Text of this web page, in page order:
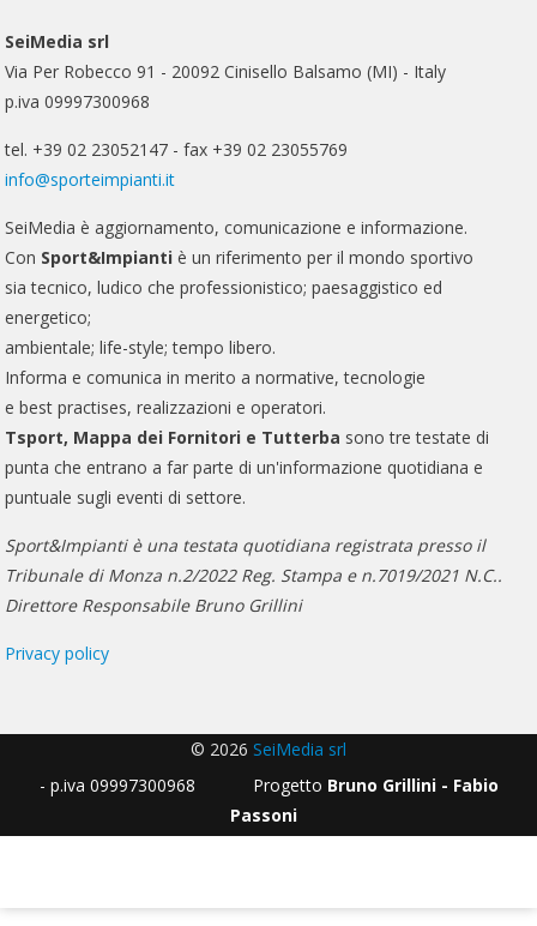
SeiMedia srl
Via Per Robecco 91 - 20092 Cinisello Balsamo (MI) - Italy
p.iva 09997300968
tel. +39 02 23052147 - fax +39 02 23055769
info@sporteimpianti.it
SeiMedia è aggiornamento, comunicazione e informazione.
Con Sport&Impianti è un riferimento per il mondo sportivo
sia tecnico, ludico che professionistico; paesaggistico ed
energetico;
ambientale; life-style; tempo libero.
Informa e comunica in merito a normative, tecnologie
e best practises, realizzazioni e operatori.
Tsport, Mappa dei Fornitori e Tutterba sono tre testate di
punta che entrano a far parte di un'informazione quotidiana e
puntuale sugli eventi di settore.
Sport&Impianti è una testata quotidiana registrata presso il
Tribunale di Monza n.2/2022 Reg. Stampa e n.7019/2021 N.C..
Direttore Responsabile Bruno Grillini
Privacy policy
© 2026 SeiMedia srl
- p.iva 09997300968 Progetto Bruno Grillini - Fabio
Passoni